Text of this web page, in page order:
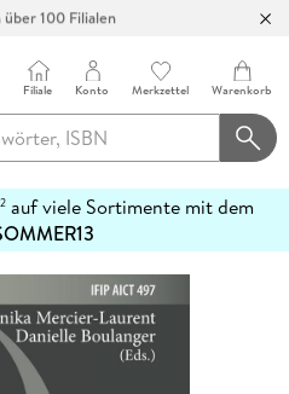
100 Filialen
Filiale Konto Merkzettel Warenkorb
auf viele Sortimente mit dem